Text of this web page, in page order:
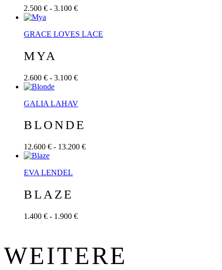
2.500 € - 3.100 €
GRACE LOVES LACE
MYA
2.600 € - 3.100 €
GALIA LAHAV
BLONDE
12.600 € - 13.200 €
EVA LENDEL
BLAZE
1.400 € - 1.900 €
WEITERE